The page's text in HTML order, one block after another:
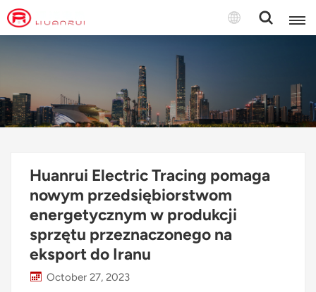
Polski
English
français
русский
italiano
español
Huanrui Electric Tracing pomaga
nowym przedsiębiorstwom
energetycznym w produkcji
sprzętu przeznaczonego na
eksport do Iranu
October 27, 2023